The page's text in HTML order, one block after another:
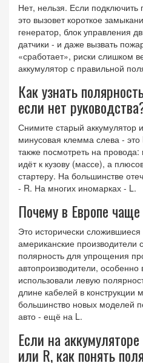
Нет, нельзя. Если
это вызовет короткое
генератор, блок управления
датчики - и даже вызвать
«сработает», риски слишком
аккумулятор с правильной
Как узнать
если нет
Снимите старый аккумулятор
минусовая клемма слева -
также посмотреть на провода:
идёт к кузову (массе), а
стартеру. На большинстве
- R. На многих иномарках - L.
Почему в Европе
Это исторически
американские производители
полярность для упрощения
автопроизводители, особенно
использовали левую
длине кабелей в конструкции
большинство новых моделей
авто - ещё на L.
Если на
или R, как понять